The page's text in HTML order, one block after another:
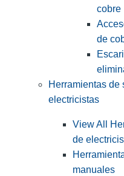
cobre
de
Herramientas de
electricistas
View All
de
manuales